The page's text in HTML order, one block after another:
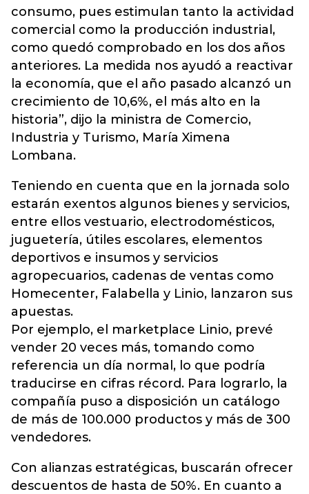
consumo, pues estimulan tanto la actividad
comercial como la producción industrial,
como quedó comprobado en los dos años
anteriores. La medida nos ayudó a reactivar
la economía, que el año pasado alcanzó un
crecimiento de 10,6%, el más alto en la
historia”, dijo la ministra de Comercio,
Industria y Turismo, María Ximena
Lombana.
Teniendo en cuenta que en la jornada solo
estarán exentos algunos bienes y servicios,
entre ellos vestuario, electrodomésticos,
juguetería, útiles escolares, elementos
deportivos e insumos y servicios
agropecuarios, cadenas de ventas como
Homecenter, Falabella y Linio, lanzaron sus
apuestas.
Por ejemplo, el marketplace Linio, prevé
vender 20 veces más, tomando como
referencia un día normal, lo que podría
traducirse en cifras récord. Para lograrlo, la
compañía puso a disposición un catálogo
de más de 100.000 productos y más de 300
vendedores.
Con alianzas estratégicas, buscarán ofrecer
descuentos de hasta de 50%. En cuanto a